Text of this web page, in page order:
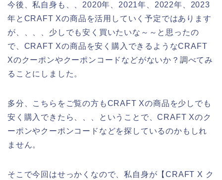
今後、私自身も、、2020年、2021年、2022年、2023
年とCRAFT Xの商品を活用していく予定ではあります
が、、、、少しでも安く買いたいな～～と思ったの
で、CRAFT Xの商品を安く購入できるようなCRAFT
Xのクーポンやクーポンコードなどがないか？調べてみ
ることにしました。
多分、こちらをご覧の方もCRAFT Xの商品を少しでも
安く購入できたら、、、ということで、CRAFT Xのク
ーポンやクーポンコードなどを探しているのかもしれ
ません。
そこで今回はせっかくなので、私自身が【CRAFT X ク